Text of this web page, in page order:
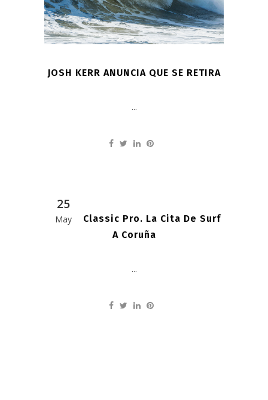
JOSH KERR ANUNCIA QUE SE RETIRA
...
25
May
Pantín Classic Pro. La Cita De Surf
A Coruña
...